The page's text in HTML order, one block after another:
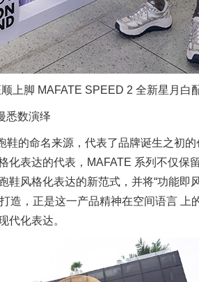
上脚 MAFATE SPEED 2 全新星月白
悉数演绎
鞋的命名来源，代表了品牌诞生之初
化表达的代表，MAFATE 系列不仅保
鞋风格化表达的新范式，并将“功能即
造，正是这一产品精神在空间语言 上
代化表达。